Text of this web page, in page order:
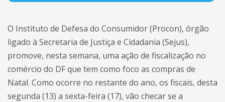
O Instituto de Defesa do Consumidor (Procon), órgão
ligado à Secretaria de Justiça e Cidadania (Sejus),
promove, nesta semana, uma ação de fiscalização no
comércio do DF que tem como foco as compras de
Natal. Como ocorre no restante do ano, os fiscais, desta
segunda (13) a sexta-feira (17), vão checar se a